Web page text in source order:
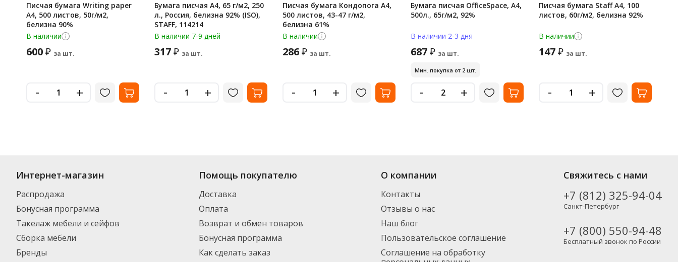
Писчая бумага Writing paper
А4, 500 листов, 50г/м2,
белизна 90%
В наличии
600₽ за шт.
- +
Бумага писчая А4, 65 г/м2, 250
л., Россия, белизна 92% (ISO),
STAFF, 114214
В наличии 7-9 дней
317₽ за шт.
- +
Писчая бумага Кондопога А4,
500 листов, 43-47 г/м2,
белизна 61%
В наличии
286₽ за шт.
- +
Бумага писчая OfficeSpace, А4,
500л., 65г/м2, 92%
В наличии 2-3 дня
687₽ за шт.
Мин. покупка от 2 шт.
- +
Писчая бумага Staff А4, 100
листов, 60г/м2, белизна 92%
В наличии
147₽ за шт.
- +
Интернет-магазин
Распродажа
Бонусная программа
Такелаж мебели и сейфов
Сборка мебели
Бренды
Помощь покупателю
Доставка
Оплата
Возврат и обмен товаров
Бонусная программа
Как сделать заказ
О компании
Контакты
Отзывы о нас
Наш блог
Пользовательское соглашение
Соглашение на обработку
Свяжитесь с нами
+7 (812) 325-94-04
Санкт-Петербург
+7 (800) 550-94-48
Бесплатный звонок по России